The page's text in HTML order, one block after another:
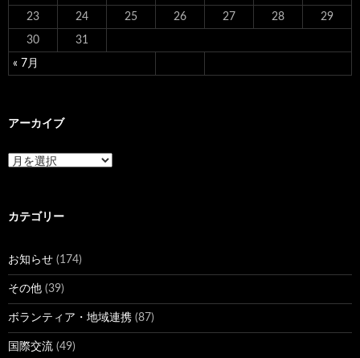
« 7月
23 24 25 26 27 28 29
30 31
アーカイブ
ア
ブ
カテゴリー
お知らせ (174)
その他 (39)
ボランティア・地域連携 (87)
国際交流 (49)